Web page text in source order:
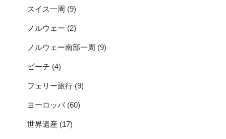
スイス一周 (9)
ノルウェー (2)
ノルウェー南部一周 (9)
ビーチ (4)
フェリー旅行 (9)
ヨーロッパ(60)
世界遺産 (17)